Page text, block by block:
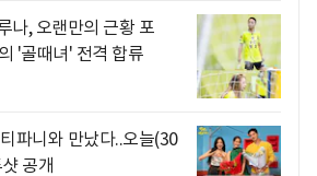
나, 오랜만의 근황 포
'골때녀' 전격 합류
파니와 만났다..오늘(30
공개